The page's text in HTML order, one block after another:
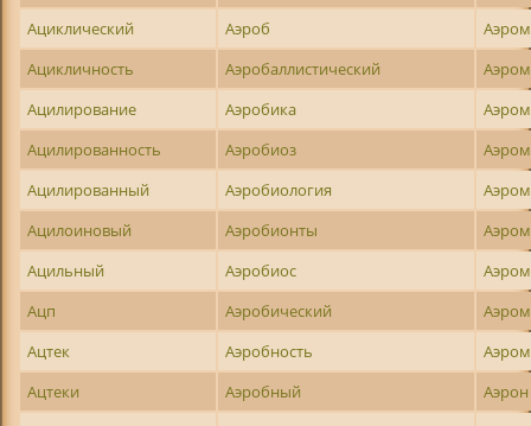
Ациклический
Аэроб
Ацикличность
Аэробаллистический
Ацилирование
Аэробика
Ацилированность
Аэробиоз
Ацилированный
Аэробиология
Ацилоиновый
Аэробионты
Ацильный
Аэробиос
Ацп
Аэробический
Ацтек
Аэробность
Ацтеки
Аэробный
Аэрон